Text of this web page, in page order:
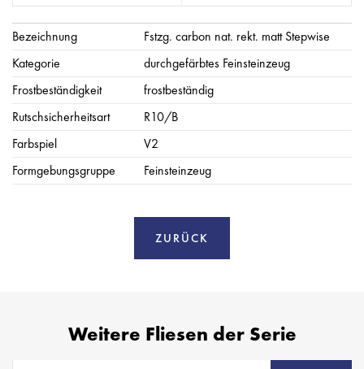
Bezeichnung
Fstzg. carbon nat. rekt. matt Stepwise
Kategorie
durchgefärbtes Feinsteinzeug
Frostbeständigkeit
frostbeständig
Rutschsicherheitsart
R10/B
Farbspiel
V2
Formgebungsgruppe
Feinsteinzeug
ZURÜCK
Weitere Fliesen der Serie